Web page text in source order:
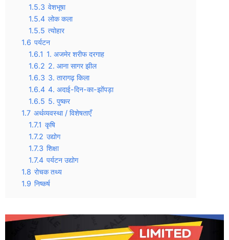
1.5.3 वेशभूषा
1.5.4 लोक कला
1.5.5 त्योहार
1.6 पर्यटन
1.6.1 1. अजमेर शरीफ दरगाह
1.6.2 2. आना सागर झील
1.6.3 3. तारागढ़ किला
1.6.4 4. अदाई-दिन-का-झोंपड़ा
1.6.5 5. पुष्कर
1.7 अर्थव्यवस्था / विशेषताएँ
1.7.1 कृषि
1.7.2 उद्योग
1.7.3 शिक्षा
1.7.4 पर्यटन उद्योग
1.8 रोचक तथ्य
1.9 निष्कर्ष